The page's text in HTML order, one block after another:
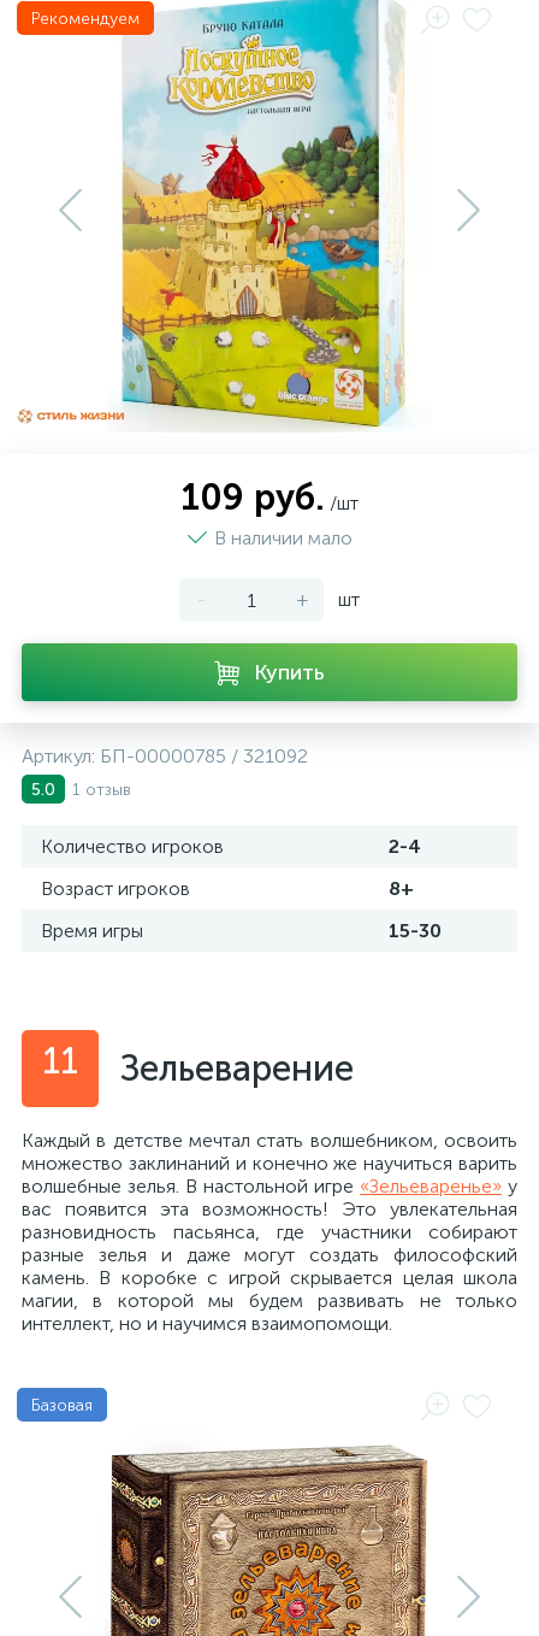
Рекомендуем
109 руб. /шт
В наличии мало
- + шт
Купить
Артикул: БП-00000785 / 321092
5.0 1 отзыв
Количество игроков
2-4
Возраст игроков
8+
Время игры
15-30
11 Зельеварение
Каждый в детстве мечтал стать волшебником, освоить
множество заклинаний и конечно же научиться варить
волшебные зелья. В настольной игре «Зельеваренье» у
вас появится эта возможность! Это увлекательная
разновидность пасьянса, где участники собирают
разные зелья и даже могут создать философский
камень. В коробке с игрой скрывается целая школа
магии, в которой мы будем развивать не только
интеллект, но и научимся взаимопомощи.
Базовая